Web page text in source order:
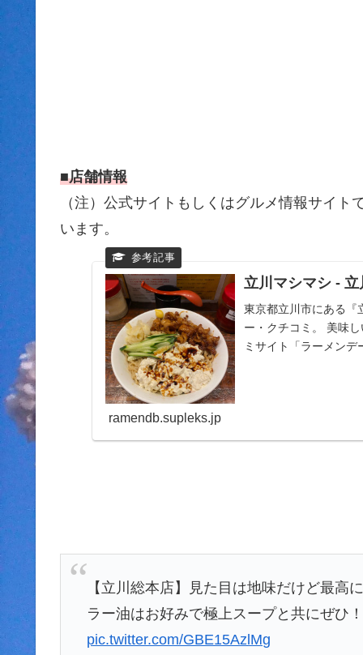
■店舗情報
（注）公式サイトもしくはグルメ情報サイ
います。
立川マシマシ -
東京都立川市にある『
ー・クチコミ。 美味
ミサイト「ラーメン
ramendb.supleks.jp
【立川総本店】見た目は地味だけど最高
ラー油はお好みで極上スープと共にぜひ
pic.twitter.com/GBE15AzlMg